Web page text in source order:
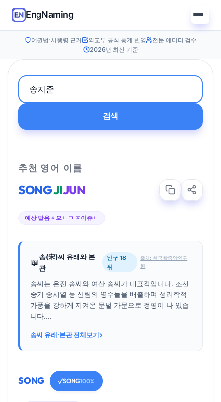
EngNaming
여권법·시행령 근거 외교부 공식 통계 반영
전문 에디터 검수
2026년 최신 기준
검색
추천 영어 이름
SONGJIJUN
예상 발음ㅅ오ㄴㄱ ㅈ이쥬ㄴ
📖
송(宋)씨 유래와 본
관
인구 18
위
출처: 한국학중앙연구
원
송씨는 은진 송씨와 여산 송씨가 대표적입니다. 조선
중기 송시열 등 산림의 영수들을 배출하며 성리학적
가풍을 강하게 지켜온 문벌 가문으로 정평이 나 있습
니다....
송씨 유래·본관 전체보기›
SONG ✓SONG100%